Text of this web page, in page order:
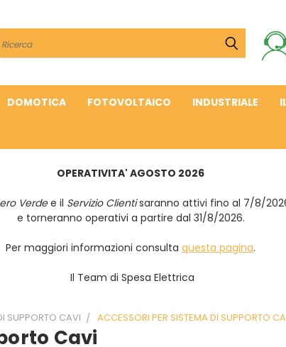
Cerca
DOMOTICA FOTOVOLTAICO INDUSTRIALE
OPERATIVITA' AGOSTO 2026
Verdee il Servizio Clientisaranno attivi fino al 7/8/
e torneranno operativi a partire dal 31/8/2026.
Per maggiori informazioni consulta questa pagina.
Il Team di Spesa Elettrica
SUPPORTO CAVI ACCESSORI PER SISTEMA DI SUPPORTO
Cavi